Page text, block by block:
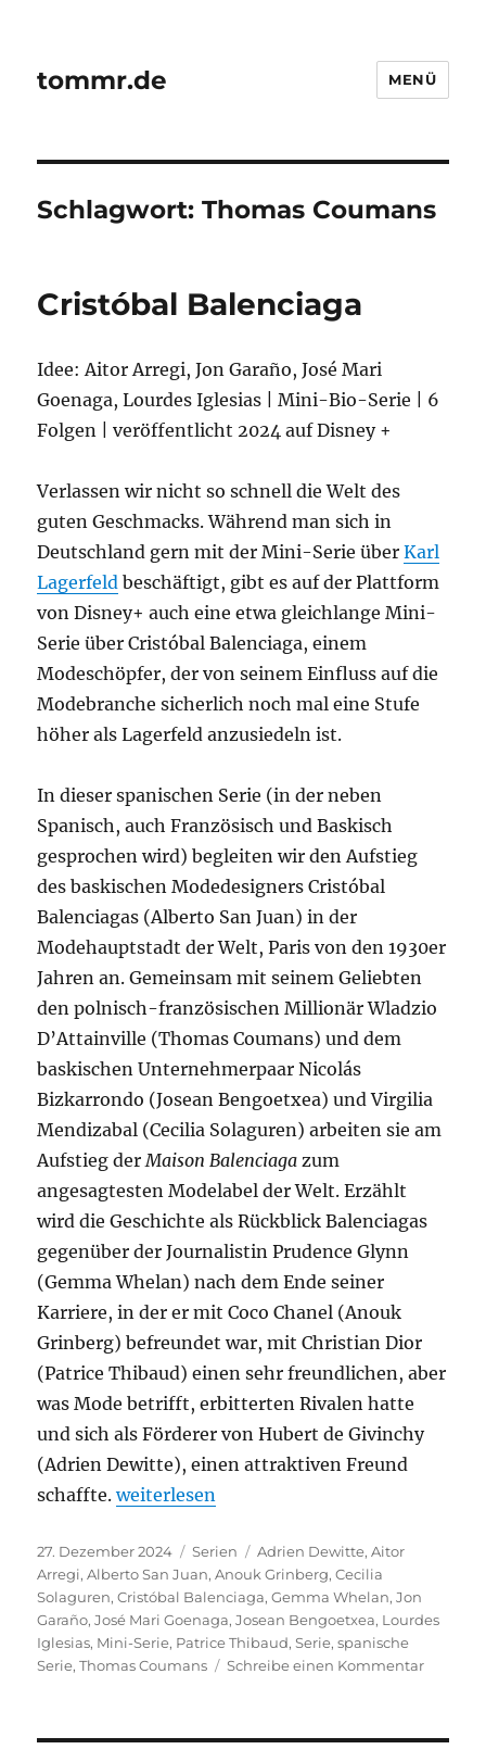
tommr.de MENÜ
Schlagwort:Thomas Coumans
Cristóbal Balenciaga
Idee: Aitor Arregi, Jon Garaño, José Mari
Goenaga, Lourdes Iglesias | Mini-Bio-Serie | 6
Folgen | veröffentlicht 2024 auf Disney +
Verlassen wir nicht so schnell die Welt des
guten Geschmacks. Während man sich in
Deutschland gern mit der Mini-Serie überKarl
Lagerfeld beschäftigt, gibt es auf der Plattform
von Disney+ auch eine etwa gleichlange Mini-
Serie über Cristóbal Balenciaga, einem
Modeschöpfer, der von seinem Einfluss auf die
Modebranche sicherlich noch mal eine Stufe
höher als Lagerfeld anzusiedeln ist.
In dieser spanischen Serie (in der neben
Spanisch, auch Französisch und Baskisch
gesprochen wird) begleiten wir den Aufstieg
des baskischen Modedesigners Cristóbal
Balenciagas (Alberto San Juan) in der
Modehauptstadt der Welt, Paris von den 1930er
Jahren an. Gemeinsam mit seinem Geliebten
den polnisch-französischen Millionär Wladzio
D’Attainville (Thomas Coumans) und dem
baskischen Unternehmerpaar Nicolás
Bizkarrondo (Josean Bengoetxea) und Virgilia
Mendizabal (Cecilia Solaguren) arbeiten sie am
Aufstieg derMaison Balenciagazum
angesagtesten Modelabel der Welt. Erzählt
wird die Geschichte als Rückblick Balenciagas
gegenüber der Journalistin Prudence Glynn
(Gemma Whelan) nach dem Ende seiner
Karriere, in der er mit Coco Chanel (Anouk
Grinberg) befreundet war, mit Christian Dior
(Patrice Thibaud) einen sehr freundlichen, aber
was Mode betrifft, erbitterten Rivalen hatte
und sich als Förderer von Hubert de Givinchy
(Adrien Dewitte), einen attraktiven Freund
schaffte.„Cristóbal Balenciaga“
weiterlesen
Veröffentlicht
am
27. Dezember 2024 Kategorien
Serien Schlagwörter
Adrien Dewitte,Aitor
Arregi,Alberto San Juan,Anouk Grinberg,Cecilia
Solaguren,Cristóbal Balenciaga,Gemma Whelan,Jon
Garaño,José Mari Goenaga,Josean Bengoetxea, Lourdes
Iglesias, Mini-Serie, Patrice Thibaud,Serie,spanische
Serie,Thomas Coumans Schreibe einen Kommentarzu